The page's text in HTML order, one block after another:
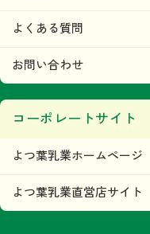
よくある質問
お問い合わせ
コーポレートサイト
よつ葉乳業ホームページ
よつ葉乳業直営店サイト